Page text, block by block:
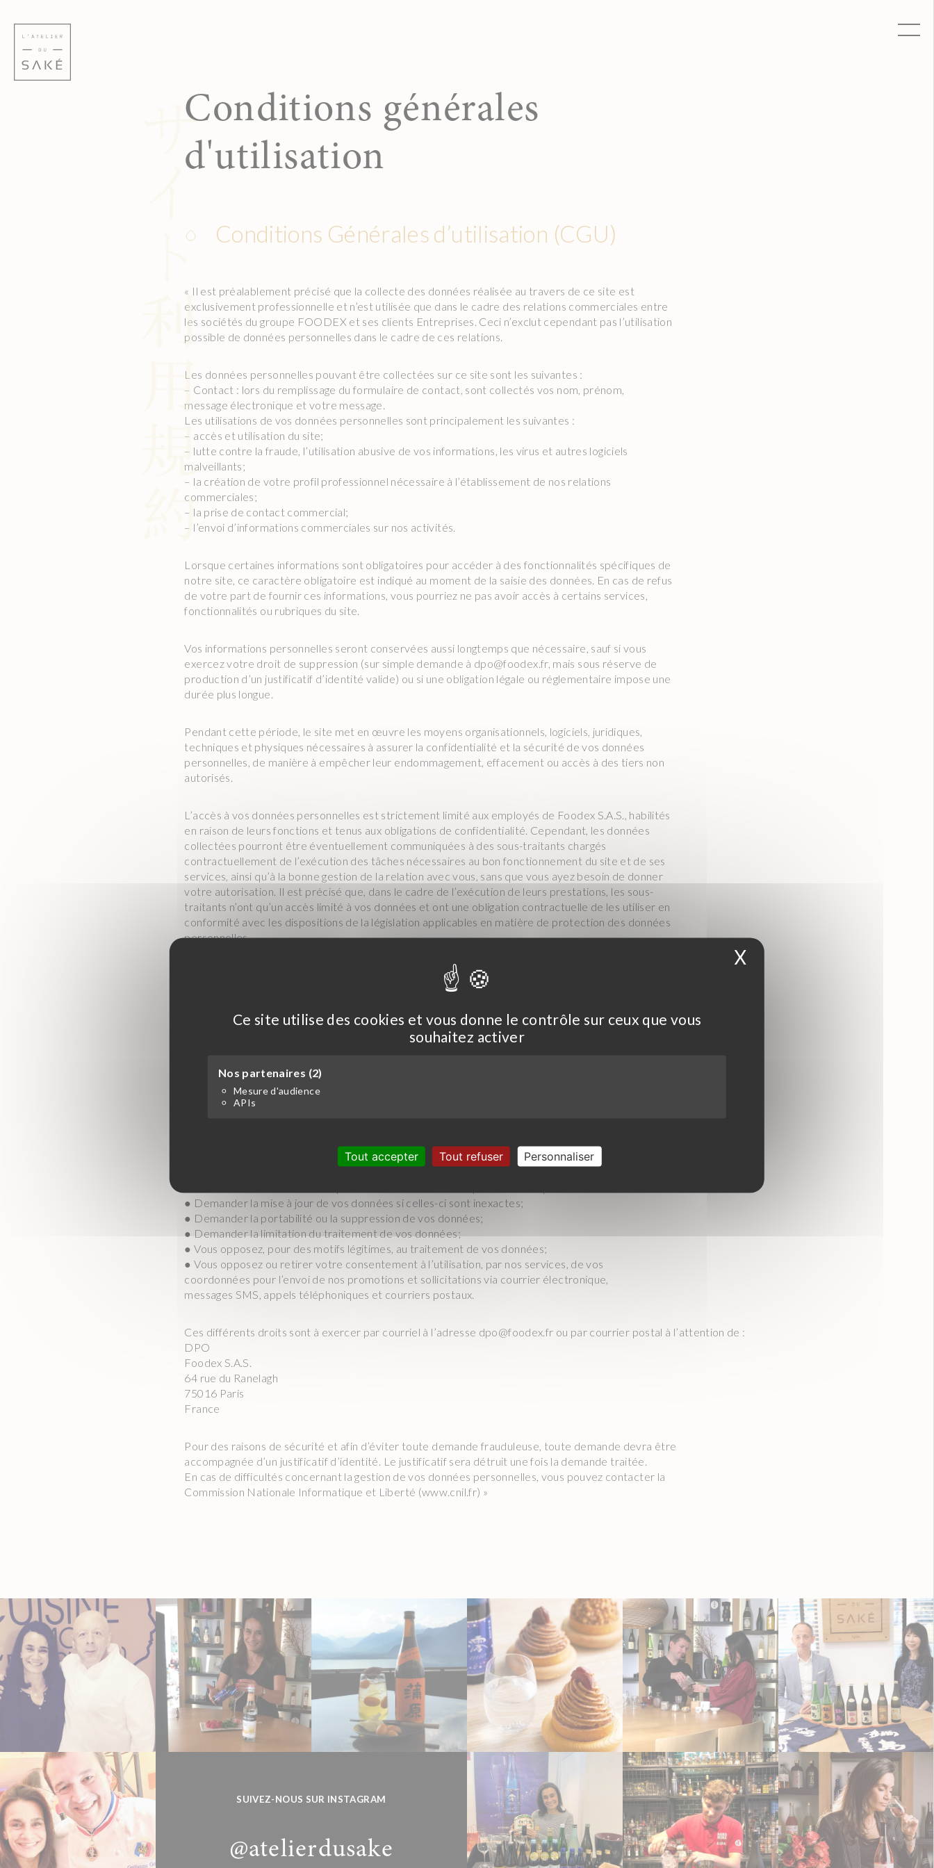
Ce site utilise des cookies et vous donne le contrôle sur ceux que vous
souhaitez activer
Nos partenaires (2)
Mesure d'audience
APIs
Tout accepter Tout refuser Personnaliser
X Masquer le
content
Conditions générales
d'utilisation
Conditions Générales d’utilisation (CGU)
« Il est préalablement précisé que la collecte des données réalisée au travers de ce site est
exclusivement professionnelle et n’est utilisée que dans le cadre des relations commerciales entre
les sociétés du groupe FOODEX et ses clients Entreprises. Ceci n’exclut cependant pas l’utilisation
possible de données personnelles dans le cadre de ces relations.
Les données personnelles pouvant être collectées sur ce site sont les suivantes :
– Contact : lors du remplissage du formulaire de contact, sont collectés vos nom, prénom,
message électronique et votre message.
Les utilisations de vos données personnelles sont principalement les suivantes :
– accès et utilisation du site;
– lutte contre la fraude, l’utilisation abusive de vos informations, les virus et autres logiciels
malveillants;
– la création de votre profil professionnel nécessaire à l’établissement de nos relations
commerciales;
– la prise de contact commercial;
– l’envoi d’informations commerciales sur nos activités.
Lorsque certaines informations sont obligatoires pour accéder à des fonctionnalités spécifiques de
notre site, ce caractère obligatoire est indiqué au moment de la saisie des données. En cas de refus
de votre part de fournir ces informations, vous pourriez ne pas avoir accès à certains services,
fonctionnalités ou rubriques du site.
Vos informations personnelles seront conservées aussi longtemps que nécessaire, sauf si vous
exercez votre droit de suppression (sur simple demande à dpo@foodex.fr, mais sous réserve de
production d’un justificatif d’identité valide) ou si une obligation légale ou réglementaire impose une
durée plus longue.
Pendant cette période, le site met en œuvre les moyens organisationnels, logiciels, juridiques,
techniques et physiques nécessaires à assurer la confidentialité et la sécurité de vos données
personnelles, de manière à empêcher leur endommagement, effacement ou accès à des tiers non
autorisés.
L’accès à vos données personnelles est strictement limité aux employés de Foodex S.A.S., habilités
en raison de leurs fonctions et tenus aux obligations de confidentialité. Cependant, les données
collectées pourront être éventuellement communiquées à des sous-traitants chargés
contractuellement de l’exécution des tâches nécessaires au bon fonctionnement du site et de ses
services, ainsi qu’à la bonne gestion de la relation avec vous, sans que vous ayez besoin de donner
votre autorisation. Il est précisé que, dans le cadre de l’exécution de leurs prestations, les sous-
traitants n’ont qu’un accès limité à vos données et ont une obligation contractuelle de les utiliser en
conformité avec les dispositions de la législation applicables en matière de protection des données
personnelles.
En dehors des cas énoncés ci-dessus, Foodex s’engage à ne pas vendre, louer, céder ou donner accès
à des tiers à vos données sans votre consentement préalable, à moins d’y être contraints par un
Certains des destinataires des données personnelles collectées sont situés en dehors de l’Union
conformément aux exigences de la directive 95/46/CE du 24 octobre 1995 en vigueur à la date de
signature de l’accord, a été signé avec ces tiers.
européen N°2016/679/UE du 27 avril 2016 (applicable au 25 mai 2018), vous disposez des droits
● Demander la mise à jour de vos données si celles-ci sont inexactes;
● Demander la portabilité ou la suppression de vos données;
● Demander la limitation du traitement de vos données;
● Vous opposez, pour des motifs légitimes, au traitement de vos données;
● Vous opposez ou retirer votre consentement à l’utilisation, par nos services, de vos
coordonnées pour l’envoi de nos promotions et sollicitations via courrier électronique,
messages SMS, appels téléphoniques et courriers postaux.
Ces différents droits sont à exercer par courriel à l’adresse dpo@foodex.fr ou par courrier postal à l’attention de :
DPO
Foodex S.A.S.
64 rue du Ranelagh
75016 Paris
France
Pour des raisons de sécurité et afin d’éviter toute demande frauduleuse, toute demande devra être
accompagnée d’un justificatif d’identité. Le justificatif sera détruit une fois la demande traitée.
En cas de difficultés concernant la gestion de vos données personnelles, vous pouvez contacter la
Commission Nationale Informatique et Liberté (www.cnil.fr) »
SUIVEZ-NOUS SUR INSTAGRAM
@atelierdusake